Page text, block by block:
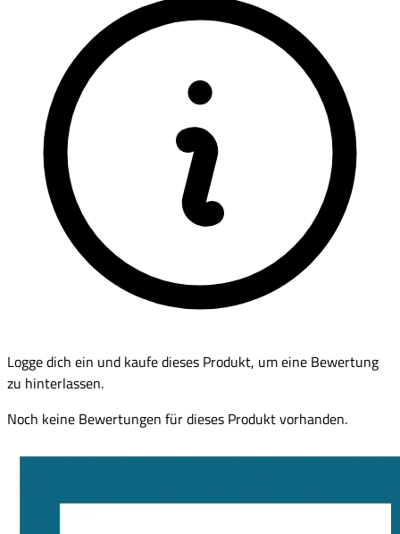
Logge dich ein und kaufe dieses Produkt, um eine Bewertung
zu hinterlassen.
Noch keine Bewertungen für dieses Produkt vorhanden.